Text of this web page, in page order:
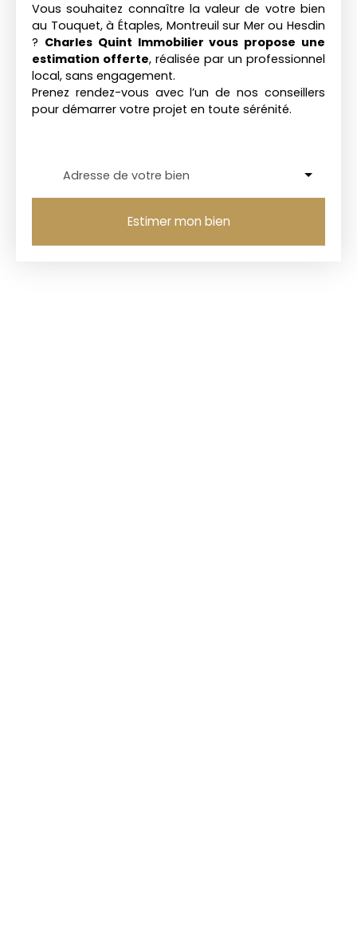
Vous souhaitez connaître la valeur de votre bien
au Touquet, à Étaples, Montreuil sur Mer ou Hesdin
? Charles Quint Immobilier vous propose une
estimation offerte, réalisée par un professionnel
local, sans engagement.
Prenez rendez-vous avec l’un de nos conseillers
pour démarrer votre projet en toute sérénité.
Adresse de votre bien
Estimer mon bien